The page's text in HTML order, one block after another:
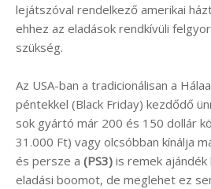
lejátszóval rendelkező amerikai
ehhez az eladások rendkívüli
szükség.
Az USA-ban a tradicionálisan a
péntekkel (Black Friday) kezdődő
sok gyártó már 200 és 150 dollár
31.000 Ft) vagy olcsóbban kínálja
és persze a (PS3) is remek
eladási boomot, de meglehet ez